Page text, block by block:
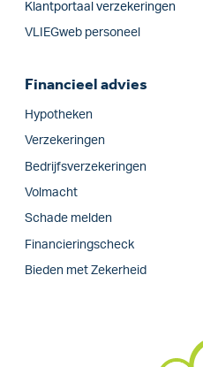
Klantportaal verzekeringen
VLIEGweb personeel
Financieel advies
Hypotheken
Verzekeringen
Bedrijfs­verzekeringen
Volmacht
Schade melden
Financieringscheck
Bieden met Zekerheid